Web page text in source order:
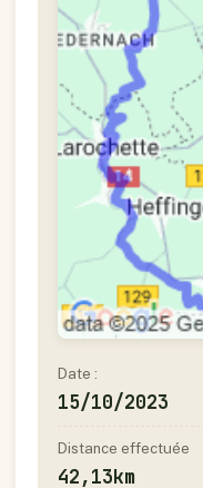
Date :
15/10/2023
Distance effectuée
42,13km